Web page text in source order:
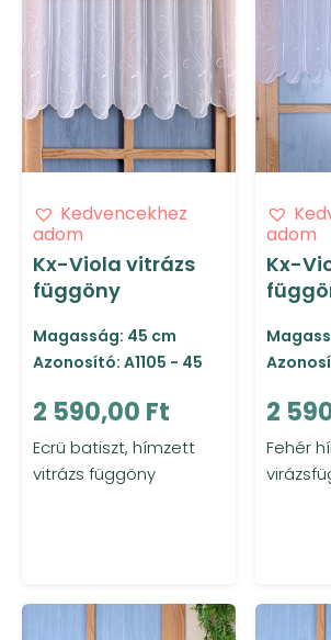
Kedvencekhez
adom
Kx-Viola vitrázs
függöny
Magasság: 45 cm
Azonosító: A1105 - 45
2 590,00 Ft
Ecrü batiszt, hímzett
vitrázs függöny
adom
Kx-
2
Fehér